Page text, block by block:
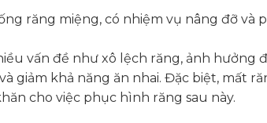
răng miệng, có nhiệm vụ nâng đỡ và
vấn đề như xô lệch răng, ảnh hưởng
giảm khả năng ăn nhai. Đặc biệt, mất
cho việc phục hình răng sau này.